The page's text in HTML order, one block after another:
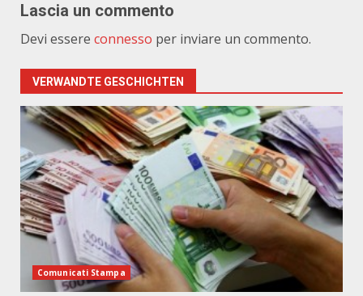
Lascia un commento
Devi essere connesso per inviare un commento.
VERWANDTE GESCHICHTEN
Comunicati Stampa